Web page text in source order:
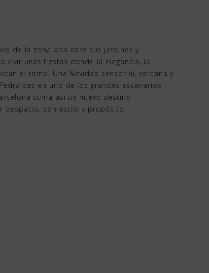
de la zona alta abre sus jardines y
vivir unas fiestas donde la elegancia, la
el ritmo. Una Navidad sensorial, cercana y
en uno de los grandes escenarios
suma así un nuevo destino
despacio, con estilo y propósito.